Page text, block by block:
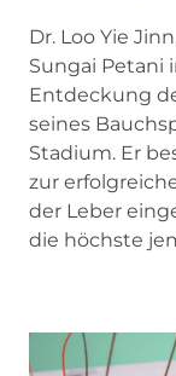
Dr. Loo Yie
Sungai Petani
Entdeckung
seines
Stadium. Er
zur
der Leber
die höchste